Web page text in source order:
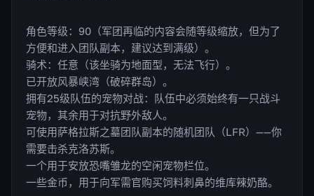
角色等级：90（军团再临的内容会随等级缩放，但为了
方便和进入团队副本，建议达到满级）。
骑术：任意（该坐骑为地面型，无法飞行）。
已开放风暴峡湾（破碎群岛）。
拥有25级队伍的宠物对战：队伍中必须始终有一只战斗
宠物，其余用于对抗野外敌人。
可使用萨格拉斯之墓团队副本的随机团队（LFR）——你
需要击杀克洛苏斯。
一个用于安放恐嘴雏龙的空闲宠物栏位。
一些金币，用于向军需官购买饲料刺鼻的维库辣奶酪。